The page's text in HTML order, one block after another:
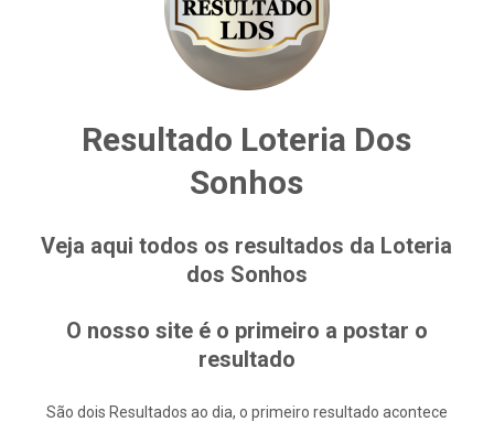
Resultado Loteria Dos
Sonhos
Veja aqui todos os resultados da Loteria
dos Sonhos
O nosso site é o primeiro a postar o
resultado
São dois Resultados ao dia, o primeiro resultado acontece